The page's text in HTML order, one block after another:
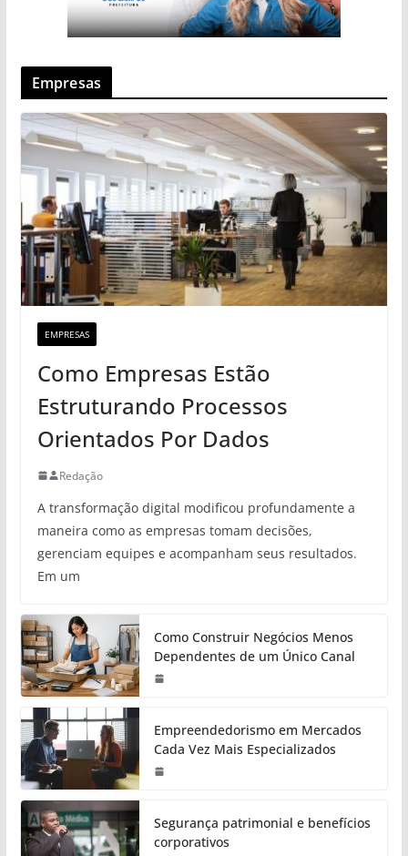
Empresas
EMPRESAS
Como Empresas Estão
Estruturando Processos
Orientados Por Dados
Redação
A transformação digital modificou profundamente a
maneira como as empresas tomam decisões,
gerenciam equipes e acompanham seus resultados.
Em um
Como Construir Negócios Menos
Dependentes de um Único Canal
Empreendedorismo em Mercados
Cada Vez Mais Especializados
Segurança patrimonial e benefícios
corporativos